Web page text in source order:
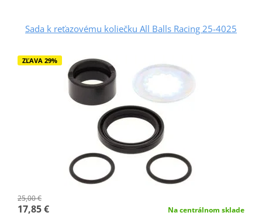
Sada k reťazovému koliečku All Balls Racing 25-4025
ZĽAVA 29%
25,00 €
17,85 € Na centrálnom sklade